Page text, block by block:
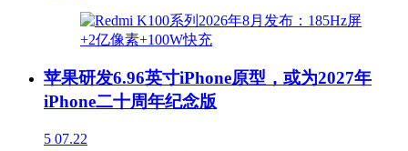
苹果研发6.96英寸iPhone原型，或为2027年
iPhone二十周年纪念版
5 07.22